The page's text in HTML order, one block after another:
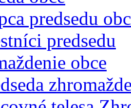
predsedu
predsedu
obce